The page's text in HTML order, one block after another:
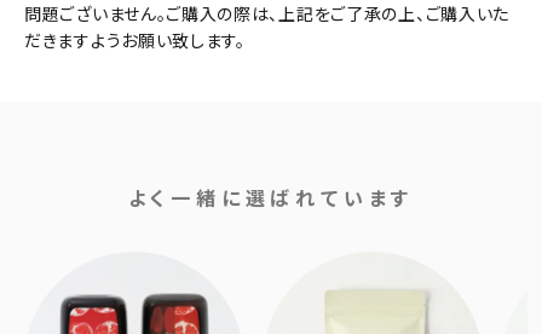
問題ございません。ご購入の際は、上記をご了承の上、ご購入いた
だきますようお願い致します。
よく一緒に選ばれています